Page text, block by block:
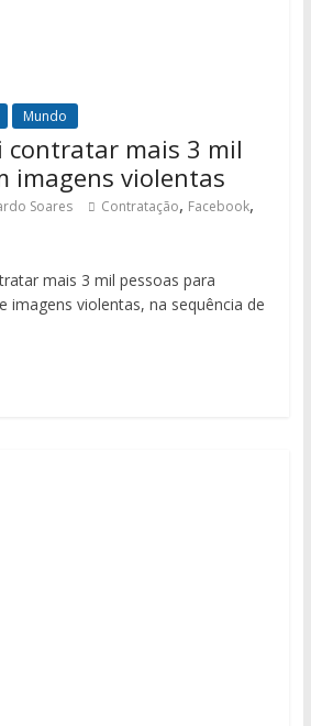
Mundo
contratar mais 3 mil
imagens violentas
Soares Contratação, Facebook,
mais 3 mil pessoas para
imagens violentas, na sequência de